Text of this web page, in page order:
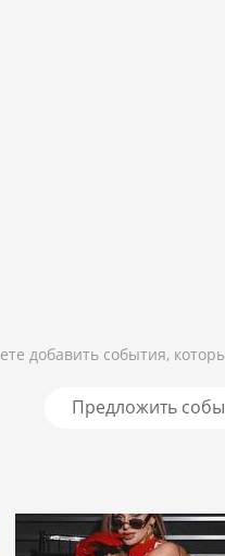
добавить события,
Предложить